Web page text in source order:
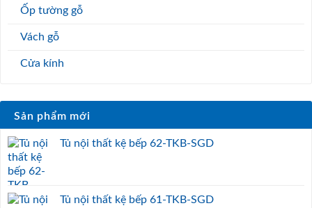
Ốp tường gỗ
Vách gỗ
Cửa kính
Sản phẩm mới
Tủ nội thất kệ bếp 62-TKB-SGD
Tủ nội thất kệ bếp 61-TKB-SGD